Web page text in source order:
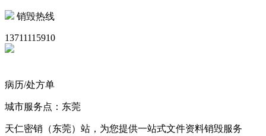
销毁热线
13711115910
病历/处方单
城市服务点：东莞
天仁密销（东莞）站，为您提供一站式文件资料销毁服务